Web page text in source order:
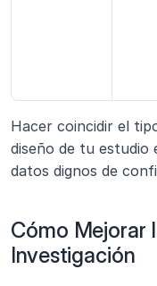
Hacer coincidir el
diseño de tu estudio
datos dignos de
Cómo Mejorar
Investigación